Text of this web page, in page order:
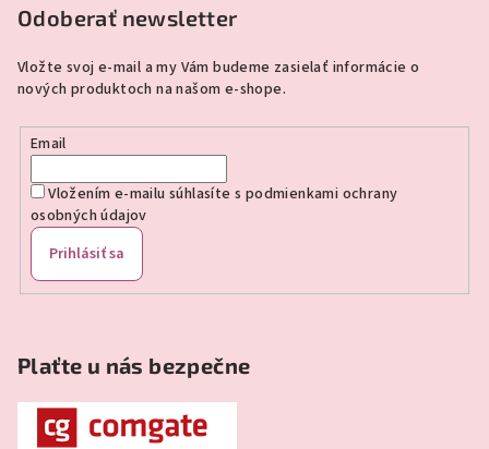
Odoberať newsletter
Vložte svoj e-mail a my Vám budeme zasielať informácie o
nových produktoch na našom e-shope.
Email
Vložením e-mailu súhlasíte s podmienkami ochrany
osobných údajov
Prihlásiť sa
Plaťte u nás bezpečne